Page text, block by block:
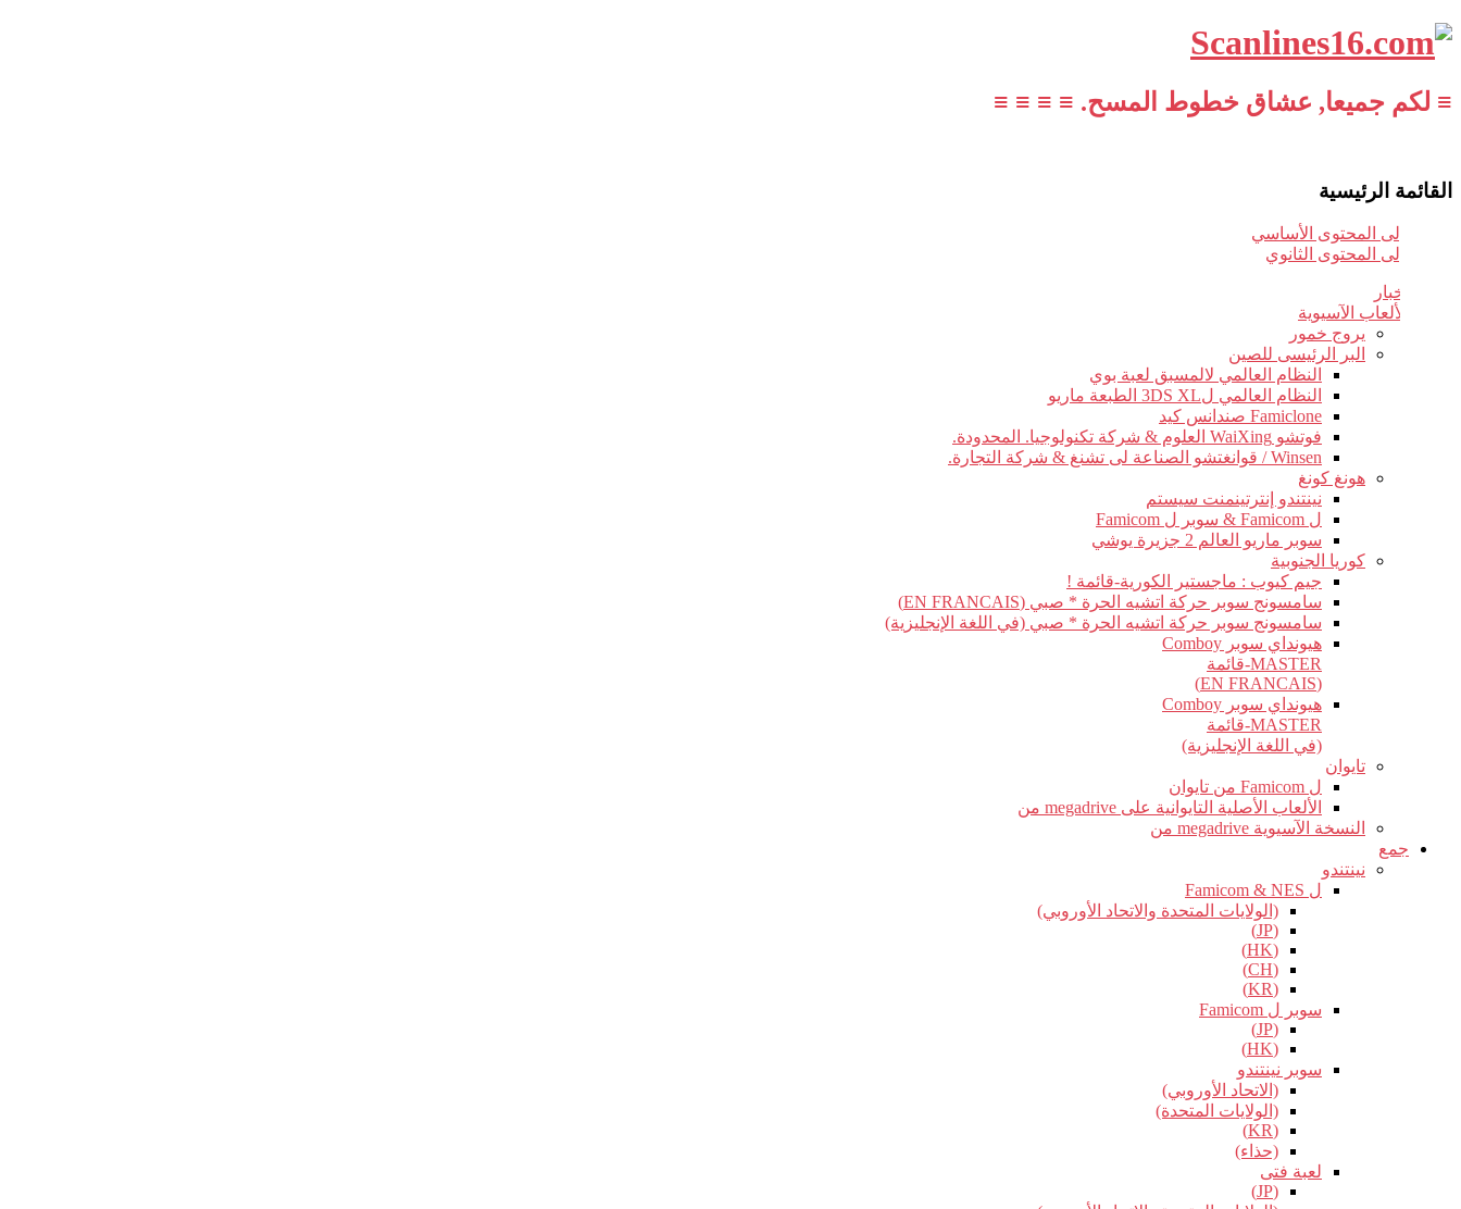
≡ لكم جميعا, عشاق خطوط المسح. ≡ ≡ ≡ ≡
القائمة الرئيسية
تخطي إلى المحتوى الأساسي
تخطي إلى المحتوى الثانوي
أخبار
الألعاب الآسيوية
يروج خمور
البر الرئيسى للصين
النظام العالمي لالمسبق لعبة بوي
النظام العالمي ل3DS XL الطبعة ماريو
Famiclone صندانس كيد
فوتشو WaiXing العلوم & شركة تكنولوجيا. المحدودة.
Winsen / قوانغتشو الصناعة لى تشنغ & شركة التجارة.
هونغ كونغ
نينتندو إنترتينمنت سيستم
ل Famicom & سوبر ل Famicom
سوبر ماريو العالم 2 جزيرة يوشي
كوريا الجنوبية
جيم كيوب : ماجستير الكورية-قائمة !
سامسونج سوبر حركة اتشيه الحرة * صبي (EN FRANCAIS)
سامسونج سوبر حركة اتشيه الحرة * صبي (في اللغة الإنجليزية)
هيونداي سوبر Comboy
MASTER-قائمة
(EN FRANCAIS)
هيونداي سوبر Comboy
MASTER-قائمة
(في اللغة الإنجليزية)
تايوان
ل Famicom من تايوان
الألعاب الأصلية التايوانية على megadrive من
النسخة الآسيوية megadrive من
جمع
نينتندو
ل Famicom & NES
(الولايات المتحدة والاتحاد الأوروبي)
(JP)
(HK)
(CH)
(KR)
سوبر ل Famicom
(JP)
(HK)
سوبر نينتندو
(الاتحاد الأوروبي)
(الولايات المتحدة)
(KR)
(حذاء)
لعبة فتى
(JP)